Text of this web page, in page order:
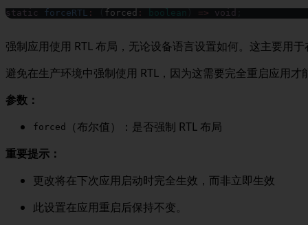
static forceRTL : forced : => void
强制应用使用 RTL 布局，无论设备语言设置如何。这主要用
避免在生产环境中强制使用 RTL，因为这需要完全重启应用
参数：
forced
（布尔值）：是否强制 RTL 布局
重要提示：
更改将在下次应用启动时完全生效，而非立即生效
此设置在应用重启后保持不变。